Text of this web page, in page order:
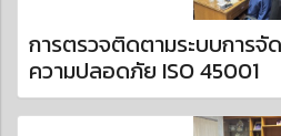
การตรวจติดตามระบบการจั
ความปลอดภัย ISO 45001